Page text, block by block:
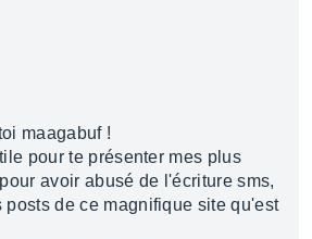
maagabuf !
pour te présenter mes plus
avoir abusé de l'écriture sms,
posts de ce magnifique site qu'est